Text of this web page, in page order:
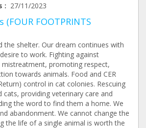
: 27/11/2023
FOOTPRINTS
the shelter. Our dream continues with
to work. Fighting against
promoting respect,
towards animals. Food and CER
control in cat colonies. Rescuing
cats, providing veterinary care and
the word to find them a home. We
abandonment. We cannot change the
the life of a single animal is worth the